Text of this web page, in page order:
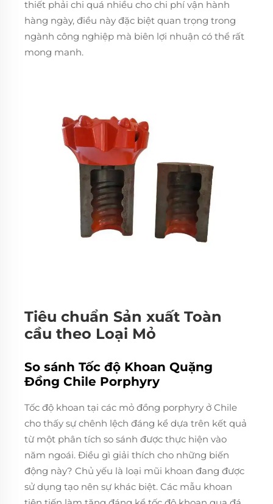
thiết phải chi quá nhiều cho chi phí vận hành
hàng ngày, điều này đặc biệt quan trọng trong
ngành công nghiệp mà biên lợi nhuận có thể rất
mong manh.
Tiêu chuẩn Sản xuất Toàn
cầu theo Loại Mỏ
So sánh Tốc độ Khoan Quặng
Đồng Chile Porphyry
Tốc độ khoan tại các mỏ đồng porphyry ở Chile
cho thấy sự chênh lệch đáng kể dựa trên kết quả
từ một phân tích so sánh được thực hiện vào
năm ngoái. Điều gì giải thích cho những biến
động này? Chủ yếu là loại mũi khoan đang được
sử dụng tạo nên sự khác biệt. Các mẫu khoan